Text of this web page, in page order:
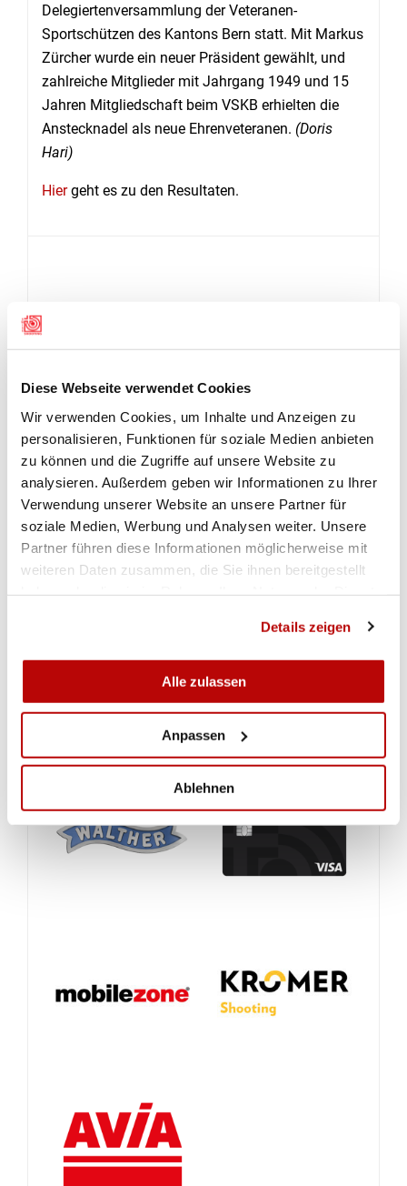
Diese Webseite verwendet Cookies
Wir verwenden Cookies, um Inhalte und Anzeigen zu
personalisieren, Funktionen für soziale Medien anbieten
zu können und die Zugriffe auf unsere Website zu
analysieren. Außerdem geben wir Informationen zu Ihrer
Verwendung unserer Website an unsere Partner für
soziale Medien, Werbung und Analysen weiter. Unsere
Partner führen diese Informationen möglicherweise mit
weiteren Daten zusammen, die Sie ihnen bereitgestellt
Details zeigen
Alle zulassen
Anpassen
Ablehnen
Delegiertenversammlung der Veteranen-
Sportschützen des Kantons Bern statt. Mit Markus
Zürcher wurde ein neuer Präsident gewählt, und
zahlreiche Mitglieder mit Jahrgang 1949 und 15
Jahren Mitgliedschaft beim VSKB erhielten die
Anstecknadel als neue Ehrenveteranen. (Doris
Hari)
Hiergeht es zu den Resultaten.